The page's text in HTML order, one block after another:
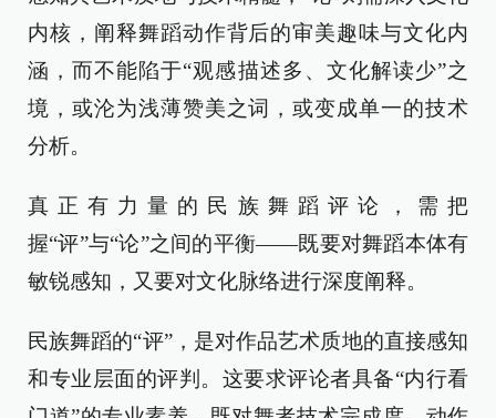
内核，阐释舞蹈动作背后的审美趣味与文化内
涵，而不能陷于“观感描述多、文化解读少”之
境，或沦为浅薄赞美之词，或变成单一的技术
分析。
真正有力量的民族舞蹈评论，需把
握“评”与“论”之间的平衡——既要对舞蹈本体有
敏锐感知，又要对文化脉络进行深度阐释。
民族舞蹈的“评”，是对作品艺术质地的直接感知
和专业层面的评判。这要求评论者具备“内行看